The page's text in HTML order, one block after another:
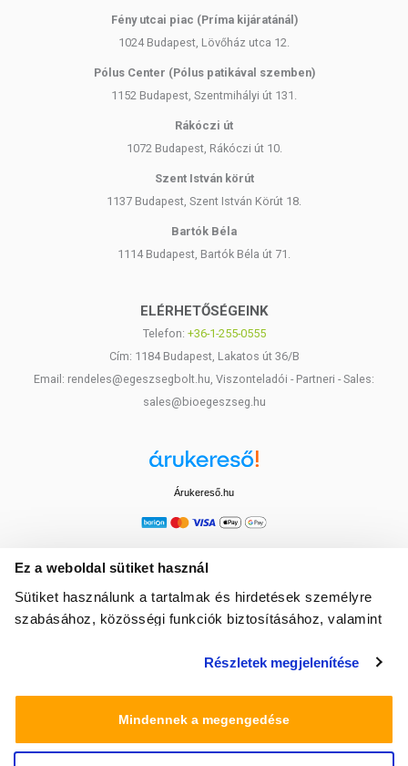
Ez a weboldal sütiket használ
Sütiket használunk a tartalmak és hirdetések személyre
szabásához, közösségi funkciók biztosításához, valamint
média-, hirdető- és elemező partnereinkkel megosztjuk az
amelyeket Ön adott meg számukra vagy az Ön által
használt más szolgáltatásokból gyűjtöttek.
Részletek megjelenítése
Mindennek a megengedése
Fény utcai piac (Príma kijáratánál)
1024 Budapest, Lövőház utca 12.
Pólus Center (Pólus patikával szemben)
1152 Budapest, Szentmihályi út 131.
Rákóczi út
1072 Budapest, Rákóczi út 10.
Szent István körút
1137 Budapest, Szent István Körút 18.
Bartók Béla
1114 Budapest, Bartók Béla út 71.
ELÉRHETŐSÉGEINK
Telefon: +36-1-255-0555
Cím: 1184 Budapest, Lakatos út 36/B
Email: rendeles@egeszsegbolt.hu, Viszonteladói - Partneri - Sales:
sales@bioegeszseg.hu
Árukereső.hu